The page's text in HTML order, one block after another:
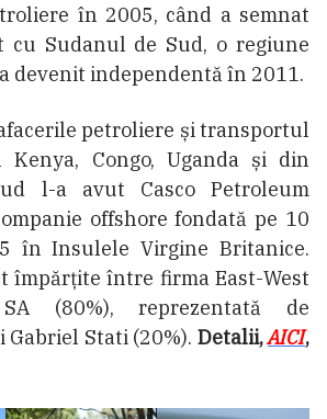
în 2005, când a semnat
cu Sudanul de Sud, o regiune
devenit independentă în 2011.
petroliere și transportul
Congo, Uganda și din
l-a avut Casco Petroleum
offshore fondată pe 10
în Insulele Virgine Britanice.
împărțite între firma East-West
(80%), reprezentată de
Gabriel Stati (20%). Detalii,AICI,